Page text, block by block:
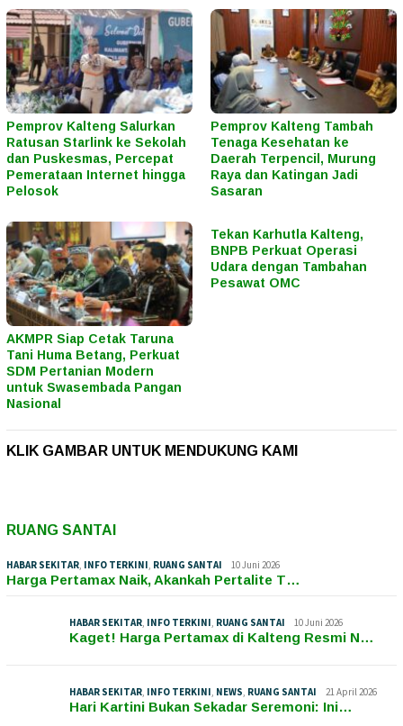
Pemprov Kalteng Salurkan
Ratusan Starlink ke Sekolah
dan Puskesmas, Percepat
Pemerataan Internet hingga
Pelosok
Pemprov Kalteng Tambah
Tenaga Kesehatan ke
Daerah Terpencil, Murung
Raya dan Katingan Jadi
Sasaran
AKMPR Siap Cetak Taruna
Tani Huma Betang, Perkuat
SDM Pertanian Modern
untuk Swasembada Pangan
Nasional
Tekan Karhutla Kalteng,
BNPB Perkuat Operasi
Udara dengan Tambahan
Pesawat OMC
KLIK GAMBAR UNTUK MENDUKUNG KAMI
RUANG SANTAI
HABAR SEKITAR INFO TERKINI RUANG SANTAI 10 Juni 2026
Harga Pertamax Naik, Akankah Pertalite T…
HABAR SEKITAR INFO TERKINI RUANG SANTAI 10 Juni 2026
Kaget! Harga Pertamax di Kalteng Resmi N…
HABAR SEKITAR INFO TERKINI NEWS RUANG SANTAI 21 April 2026
Hari Kartini Bukan Sekadar Seremoni: Ini…